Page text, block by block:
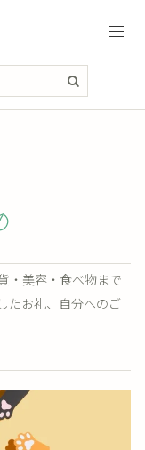
・美容・食べ物まで
たお礼、自分へのご